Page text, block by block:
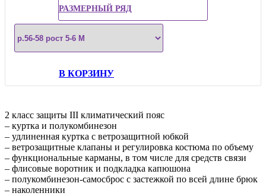
РАЗМЕРНЫЙ РЯД
В КОРЗИНУ
2 класс защиты III климатический пояс
– куртка и полукомбинезон
– удлиненная куртка с ветрозащитной юбкой
– ветрозащитные клапаны и регулировка костюма по объему
– функциональные карманы, в том числе для средств связи
– флисовые воротник и подкладка капюшона
– полукомбинезон-самосброс с застежкой по всей длине брюк
– наколенники